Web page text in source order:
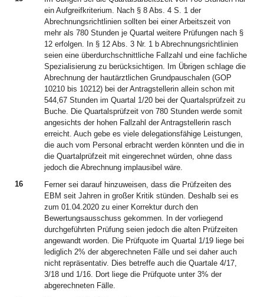
ein Aufgreifkriterium. Nach § 8 Abs. 4 S. 1 der
Abrechnungsrichtlinien sollten bei einer Arbeitszeit von
mehr als 780 Stunden je Quartal weitere Prüfungen nach §
12 erfolgen. In § 12 Abs. 3 Nr. 1 b Abrechnungsrichtlinien
seien eine überdurchschnittliche Fallzahl und eine fachliche
Spezialisierung zu berücksichtigen. Im Übrigen schlage die
Abrechnung der hautärztlichen Grundpauschalen (GOP
10210 bis 10212) bei der Antragstellerin allein schon mit
544,67 Stunden im Quartal 1/20 bei der Quartalsprüfzeit zu
Buche. Die Quartalsprüfzeit von 780 Stunden werde somit
angesichts der hohen Fallzahl der Antragstellerin rasch
erreicht. Auch gebe es viele delegationsfähige Leistungen,
die auch vom Personal erbracht werden könnten und die in
die Quartalprüfzeit mit eingerechnet würden, ohne dass
jedoch die Abrechnung implausibel wäre.
16
Ferner sei darauf hinzuweisen, dass die Prüfzeiten des
EBM seit Jahren in großer Kritik stünden. Deshalb sei es
zum 01.04.2020 zu einer Korrektur durch den
Bewertungsausschuss gekommen. In der vorliegend
durchgeführten Prüfung seien jedoch die alten Prüfzeiten
angewandt worden. Die Prüfquote im Quartal 1/19 liege bei
lediglich 2% der abgerechneten Fälle und sei daher auch
nicht repräsentativ. Dies betreffe auch die Quartale 4/17,
3/18 und 1/16. Dort liege die Prüfquote unter 3% der
abgerechneten Fälle.